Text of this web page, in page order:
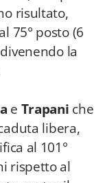
risultato,
75° posto (6
la
e Trapani che
libera,
al 101°
rispetto al